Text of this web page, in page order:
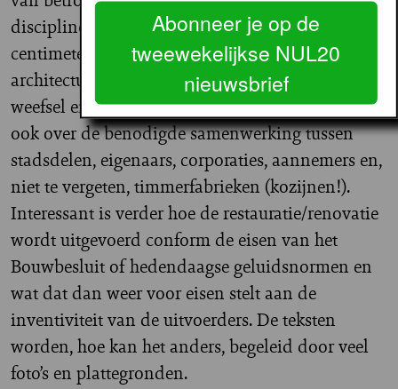
disciplines. Daarbij gaat het onder meer over
centimeters, ambachtelijkheid,
architectuurgeschiedenis, welstand, stedelijk
weefsel en culturele opgaven. Maar natuurlijk
ook over de benodigde samenwerking tussen
stadsdelen, eigenaars, corporaties, aannemers en,
niet te vergeten, timmerfabrieken (kozijnen!).
Interessant is verder hoe de restauratie/renovatie
wordt uitgevoerd conform de eisen van het
Bouwbesluit of hedendaagse geluidsnormen en
wat dat dan weer voor eisen stelt aan de
inventiviteit van de uitvoerders. De teksten
worden, hoe kan het anders, begeleid door veel
foto’s en plattegronden.
Abonneer je op de
tweewekelijkse NUL20
nieuwsbrief